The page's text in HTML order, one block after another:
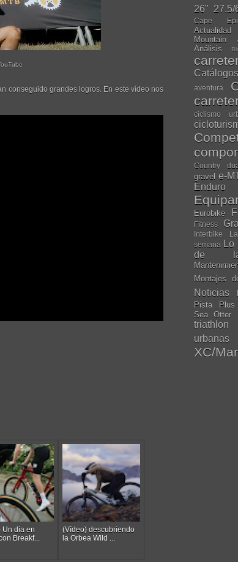
conseguido grandes logros. En este vídeo nos
Un día en
Breakf...
(Vídeo) descubriendo
la Orbea Wild ...
26" 27.5/
Cape
Actualidad
Mountain
Análisis
Catálogos
aventura
ciclismo
Country
gravel e-
Enduro
Eurobike
Fitness
Interbike
semana
de la
Montajes
Noticias
Pista
Sea Otter
triathlon
urbanas
XC/